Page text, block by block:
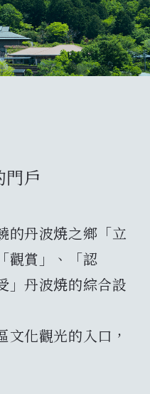
戶
的丹波焼之鄉「立
觀賞」、「認
」丹波焼的綜合設
文化觀光的入口，